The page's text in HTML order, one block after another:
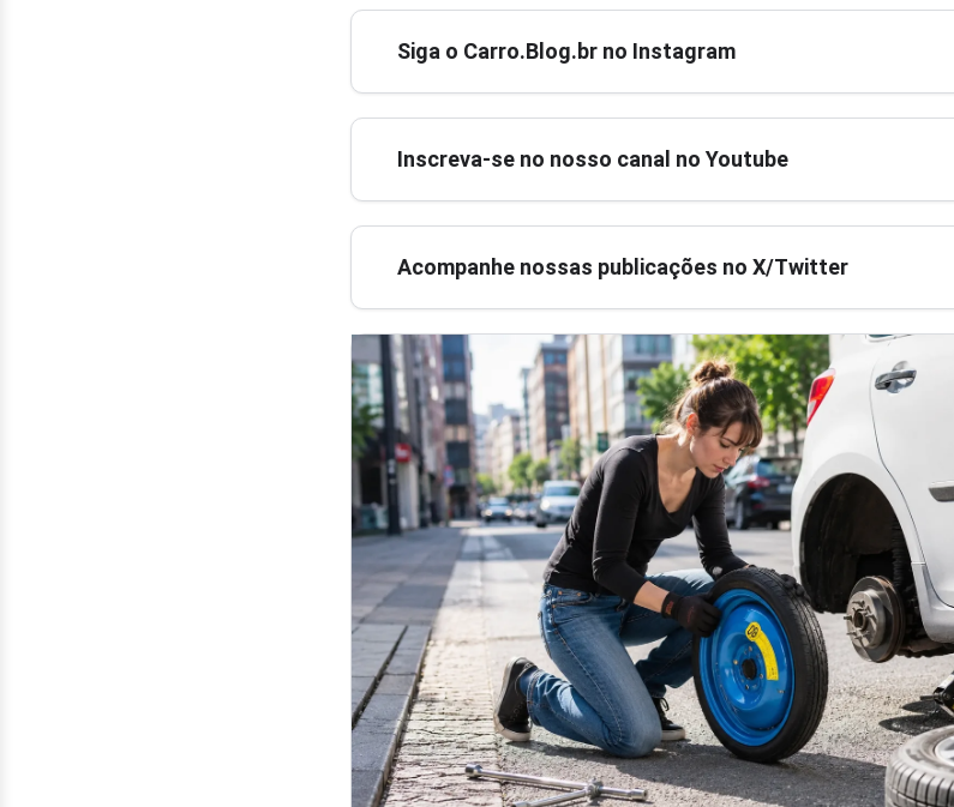
Siga o Carro.Blog.br no Instagram
Inscreva-se no nosso canal no Youtube
Acompanhe nossas publicações no X/Twitter